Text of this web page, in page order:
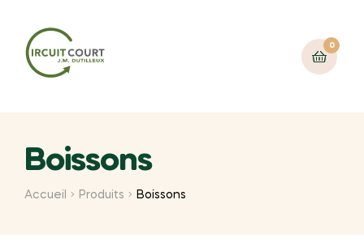
0
Boissons
Accueil Produits Boissons